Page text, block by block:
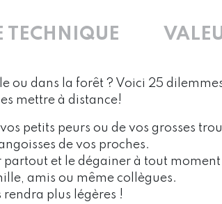
TECHNIQUE
ou dans la forêt ? Voici 25
mettre à distance!
petits peurs ou de vos grosses
de vos proches.
partout et le dégainer à tout
amis ou même collègues.
rendra plus légères !